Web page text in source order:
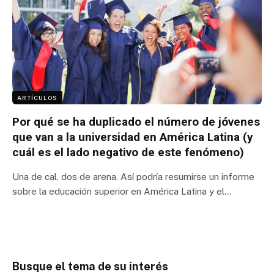
ARTÍCULOS
Por qué se ha duplicado el número de jóvenes
que van a la universidad en América Latina (y
cuál es el lado negativo de este fenómeno)
Una de cal, dos de arena. Así podría resumirse un informe
sobre la educación superior en América Latina y el…
Busque el tema de su interés